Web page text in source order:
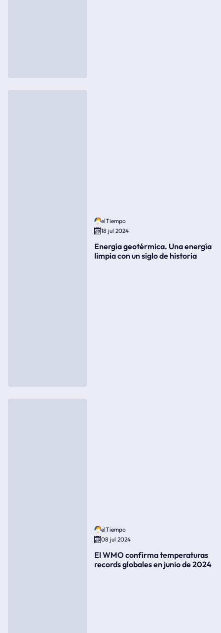
elTiempo
18 jul 2024
Energía geotérmica. Una energía
limpia con un siglo de historia
elTiempo
08 jul 2024
El WMO confirma temperaturas
records globales en junio de 2024